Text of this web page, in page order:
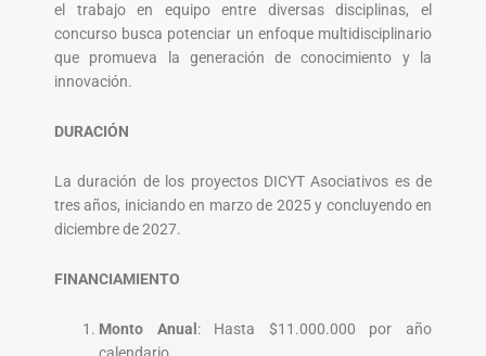
el trabajo en equipo entre diversas disciplinas, el
concurso busca potenciar un enfoque multidisciplinario
que promueva la generación de conocimiento y la
innovación.
DURACIÓN
La duración de los proyectos DICYT Asociativos es de
tres años, iniciando en marzo de 2025 y concluyendo en
diciembre de 2027.
FINANCIAMIENTO
Monto Anual : Hasta $11.000.000 por año
calendario.